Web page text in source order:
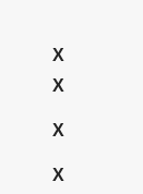
X
X
X
X